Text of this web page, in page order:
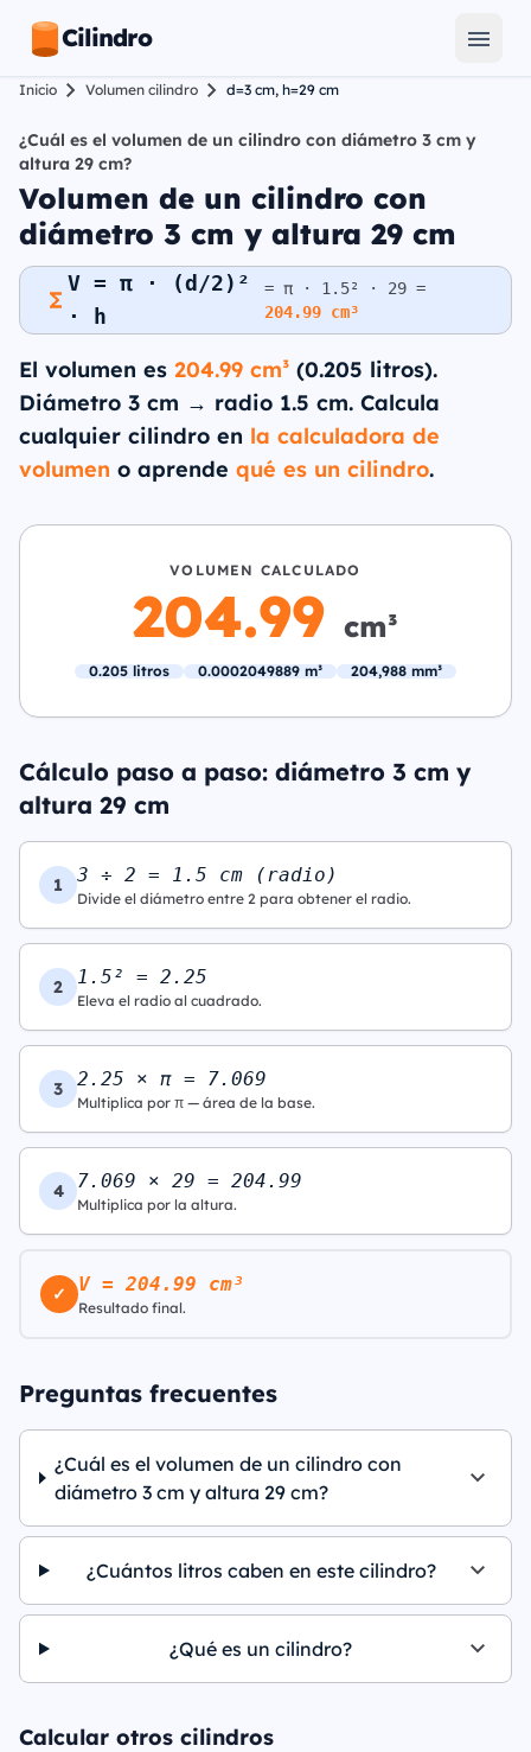
Cilindro
Inicio Volumen cilindro d=3 cm, h=29 cm
¿Cuál es el volumen de un cilindro con diámetro 3 cm y
altura 29 cm?
Volumen de un cilindro con
diámetro 3 cm y altura 29 cm
V = π · (d/2)²
· h
= π · 1.5² · 29 =
204.99 cm³
El volumen es 204.99 cm³ (0.205 litros).
Diámetro 3 cm → radio 1.5 cm. Calcula
cualquier cilindro en la calculadora de
volumen o aprende qué es un cilindro.
VOLUMEN CALCULADO
204.99 cm³
0.205 litros 0.0002049889 m³ 204,988 mm³
Cálculo paso a paso: diámetro 3 cm y
altura 29 cm
1 3 ÷ 2 = 1.5 cm (radio)
Divide el diámetro entre 2 para obtener el radio.
2 1.5² = 2.25
Eleva el radio al cuadrado.
3 2.25 × π = 7.069
Multiplica por π — área de la base.
4 7.069 × 29 = 204.99
Multiplica por la altura.
✓ V = 204.99 cm³
Resultado final.
Preguntas frecuentes
¿Cuál es el volumen de un cilindro con
diámetro 3 cm y altura 29 cm?
¿Cuántos litros caben en este cilindro?
¿Qué es un cilindro?
Calcular otros cilindros